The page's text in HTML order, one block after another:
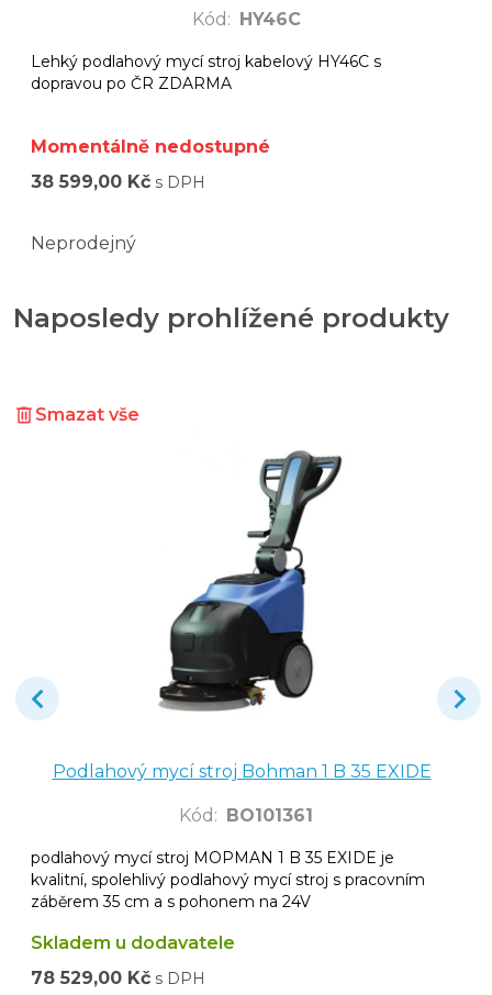
Kód : HY46C
Lehký podlahový mycí stroj kabelový HY46C s
dopravou po ČR ZDARMA
Momentálně nedostupné
38 599,00 Kč s DPH
Neprodejný
Naposledy prohlížené produkty
Smazat vše
Podlahový mycí stroj Bohman 1 B 35 EXIDE
Kód : BO101361
podlahový mycí stroj MOPMAN 1 B 35 EXIDE je
kvalitní, spolehlivý podlahový mycí stroj s pracovním
záběrem 35 cm a s pohonem na 24V
Skladem u dodavatele
78 529,00 Kč s DPH